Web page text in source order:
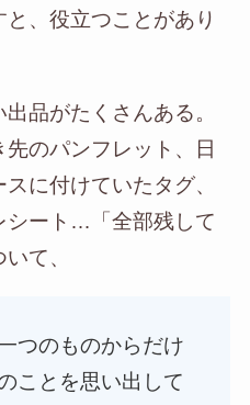
、役立つことがあり
品がたくさんある。
のパンフレット、日
に付けていたタグ、
シート…「全部残して
て、
つのものからだけ
ことを思い出して